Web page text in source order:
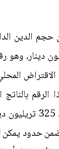
حجم الدين
نحو 96 تريليون
الاقتراض
الرقم بالناتج
حدود يمكن